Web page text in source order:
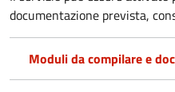
documentazione prevista,
Moduli da compilare e